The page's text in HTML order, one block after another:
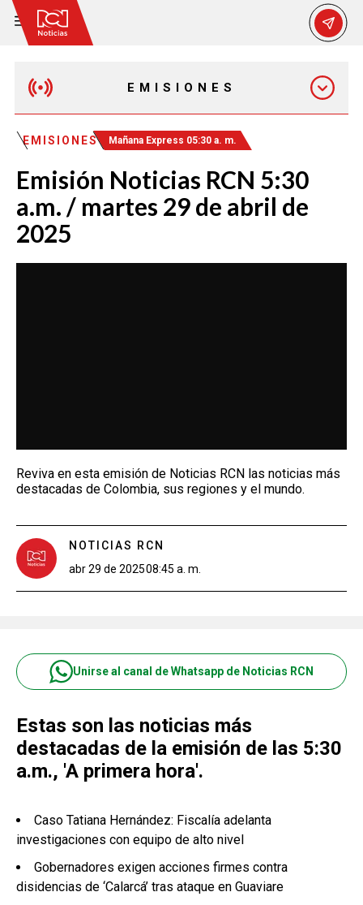
EMISIONES
EMISIÓN 12:30 PM
EMISIÓN 7:00 PM
EMISIONES Mañana Express 05:30 a. m.
Emisión Noticias RCN 5:30
a.m. / martes 29 de abril de
2025
Reviva en esta emisión de Noticias RCN las noticias más
destacadas de Colombia, sus regiones y el mundo.
NOTICIAS RCN
abr 29 de 202508:45 a. m.
Unirse al canal de Whatsapp de Noticias RCN
Estas son las noticias más
destacadas de la emisión de las 5:30
a.m., 'A primera hora'.
Caso Tatiana Hernández: Fiscalía adelanta
investigaciones con equipo de alto nivel
Gobernadores exigen acciones firmes contra
disidencias de ‘Calarcá’ tras ataque en Guaviare